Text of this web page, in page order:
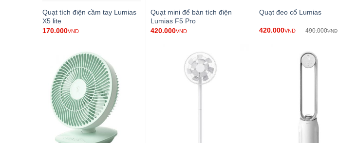
Quạt tích điện cầm tay Lumias
X5 lite
170.000VND
Quạt mini để bàn tích điện
Lumias F5 Pro
420.000VND
Quạt đeo cổ Lumias
420.000VND 490.000VND